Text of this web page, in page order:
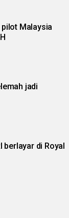
Malaysia
jadi
berlayar di Royal